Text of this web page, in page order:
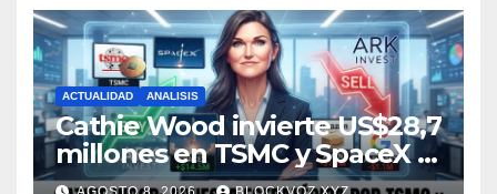
ACTUALIDAD ANALISIS
Cathie Wood invierte US$28,7
millones en TSMC y SpaceX y
reduce posiciones en